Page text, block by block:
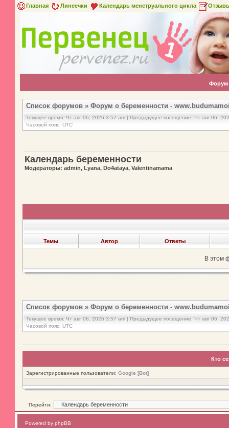
Главная Линеечки Календарь менструального цикла
Форум
Список форумов » Форум о беременности -
Текущее время: Чт авг 06, 2026 3:57 am | Предыдущее посещение: Чт авг 06,
Часовой пояс: UTC
Календарь беременности
Модераторы: admin, Lyana, Do4ataya, Valentinamama
Темы Автор Ответы
В этом
Список форумов » Форум о беременности -
Текущее время: Чт авг 06, 2026 3:57 am | Предыдущее посещение: Чт авг 06,
Часовой пояс: UTC
Кто
Зарегистрированные пользователи: Google [Bot]
Перейти:
Powered by phpBB